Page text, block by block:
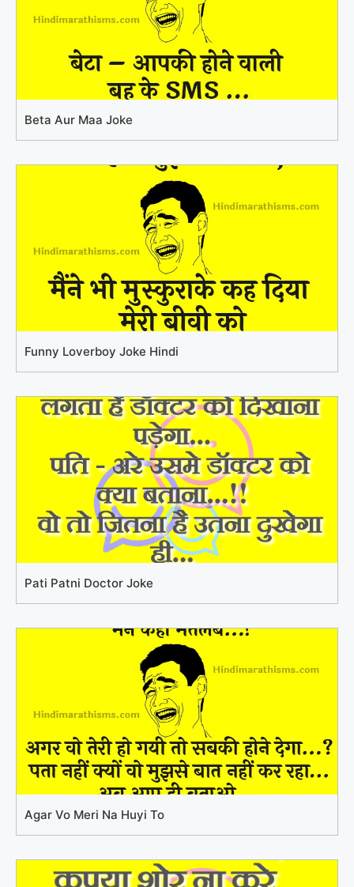
Beta Aur Maa Joke
Funny Loverboy Joke Hindi
Pati Patni Doctor Joke
Agar Vo Meri Na Huyi To